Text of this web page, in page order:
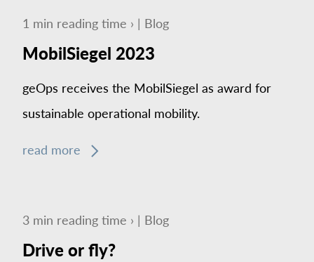
1 min reading time › | Blog
MobilSiegel 2023
geOps receives the MobilSiegel as award for
sustainable operational mobility.
read more
3 min reading time › | Blog
Drive or fly?